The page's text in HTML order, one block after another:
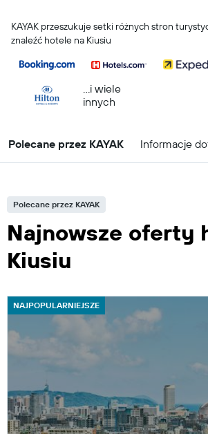
KAYAK przeszukuje setki różnych stron
znaleźć hotele na Kiusiu
...i wiele
innych
Polecane przez KAYAK Informacje
Polecane przez KAYAK
Najnowsze oferty
Kiusiu
NAJPOPULARNIEJSZE